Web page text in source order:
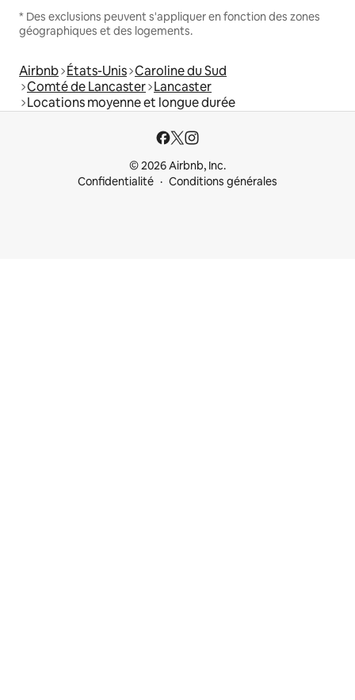
* Des exclusions peuvent s'appliquer en fonction des zones
géographiques et des logements.
Airbnb États-Unis Caroline du Sud
Comté de Lancaster Lancaster
Locations moyenne et longue durée
© 2026 Airbnb, Inc.
Confidentialité
Conditions générales